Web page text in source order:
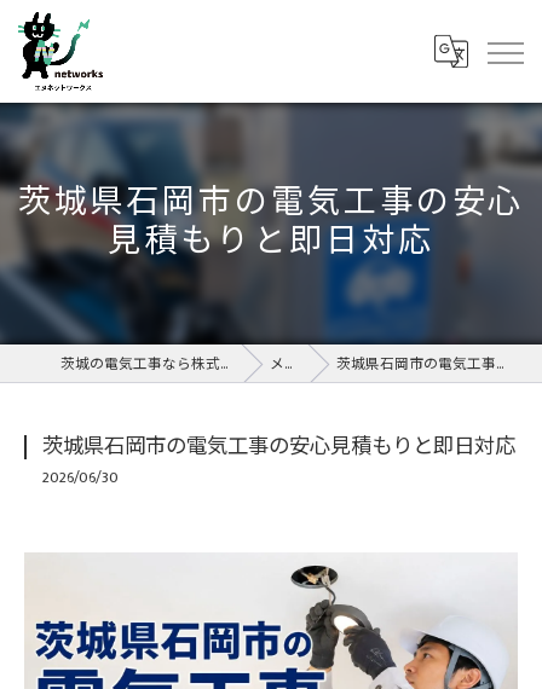
茨城県石岡市の電気工事の安心
見積もりと即日対応
茨城の電気工事なら株式会社エヌネットワークス メディア 茨城県石岡市の電気工事の安心見積もりと即日対応
茨城県石岡市の電気工事の安心見積もりと即日対応
2026/06/30